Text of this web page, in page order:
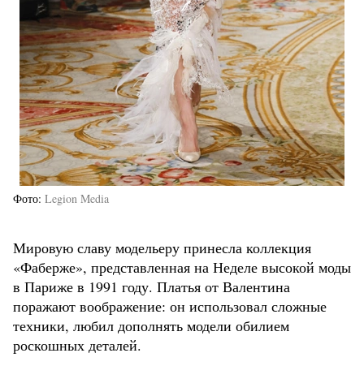
Фото Legion Media
Мировую славу модельеру принесла коллекция
«Фаберже», представленная на Неделе высокой моды
в Париже в 1991 году. Платья от Валентина
поражают воображение: он использовал сложные
техники, любил дополнять модели обилием
роскошных деталей.